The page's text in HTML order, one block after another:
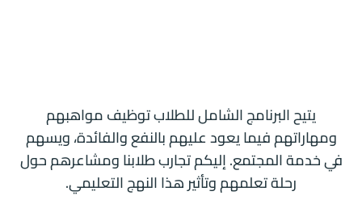
يتيح البرنامج الشامل للطلاب توظيف مواهبهم
ومهاراتهم فيما يعود عليهم بالنفع والفائدة، ويسهم
في خدمة المجتمع. إليكم تجارب طلابنا ومشاعرهم حول
رحلة تعلمهم وتأثير هذا النهج التعليمي.